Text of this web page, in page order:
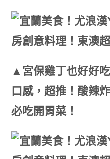
▲宮保雞丁也好好
口感，超推！酸辣
必吃開胃菜！